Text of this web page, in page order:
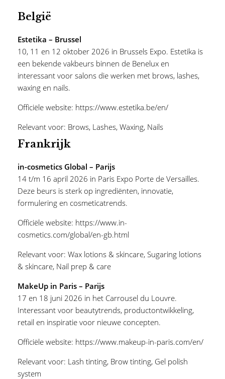
België
Estetika – Brussel
10, 11 en 12 oktober 2026 in Brussels Expo. Estetika is
een bekende vakbeurs binnen de Benelux en
interessant voor salons die werken met brows, lashes,
waxing en nails.
Officiële website: https://www.estetika.be/en/
Relevant voor: Brows, Lashes, Waxing, Nails
Frankrijk
in-cosmetics Global – Parijs
14 t/m 16 april 2026 in Paris Expo Porte de Versailles.
Deze beurs is sterk op ingrediënten, innovatie,
formulering en cosmeticatrends.
Officiële website: https://www.in-
cosmetics.com/global/en-gb.html
Relevant voor: Wax lotions & skincare, Sugaring lotions
& skincare, Nail prep & care
MakeUp in Paris – Parijs
17 en 18 juni 2026 in het Carrousel du Louvre.
Interessant voor beautytrends, productontwikkeling,
retail en inspiratie voor nieuwe concepten.
Officiële website: https://www.makeup-in-paris.com/en/
Relevant voor: Lash tinting, Brow tinting, Gel polish
system